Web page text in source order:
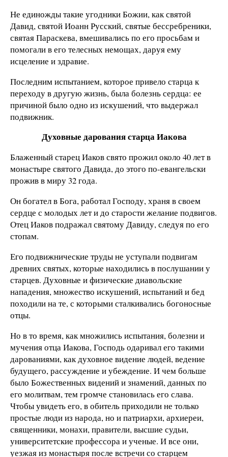
Не единожды такие угодники Божии, как святой
Давид, святой Иоанн Русский, святые бессребреники,
святая Параскева, вмешивались по его просьбам и
помогали в его телесных немощах, даруя ему
исцеление и здравие.
Последним испытанием, которое привело старца к
переходу в другую жизнь, была болезнь сердца: ее
причиной было одно из искушений, что выдержал
подвижник.
Духовные дарования старца Иакова
Блаженный старец Иаков свято прожил около 40 лет в
монастыре святого Давида, до этого по-евангельски
прожив в миру 32 года.
Он богател в Бога, работал Господу, храня в своем
сердце с молодых лет и до старости желание подвигов.
Отец Иаков подражал святому Давиду, следуя по его
стопам.
Его подвижнические труды не уступали подвигам
древних святых, которые находились в послушании у
старцев. Духовные и физические диавольские
нападения, множество искушений, испытаний и бед
походили на те, с которыми сталкивались богоносные
отцы.
Но в то время, как множились испытания, болезни и
мучения отца Иакова, Господь одаривал его такими
дарованиями, как духовное видение людей, ведение
будущего, рассуждение и убеждение. И чем больше
было Божественных видений и знамений, данных по
его молитвам, тем громче становилась его слава.
Чтобы увидеть его, в обитель приходили не только
простые люди из народа, но и патриархи, архиереи,
священники, монахи, правители, высшие судьи,
университетские профессора и ученые. И все они,
уезжая из монастыря после встречи со старцем